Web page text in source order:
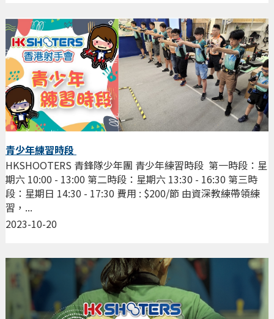
青少年練習時段
2023-10-20
HKSHOOTERS 青鋒隊少年團 青少年練習時段 第一時段：星
期六 10:00 - 13:00 第二時段：星期六 13:30 - 16:30 第三時
段：星期日 14:30 - 17:30 費用 : $200/節 由資深教練帶領練
習，...